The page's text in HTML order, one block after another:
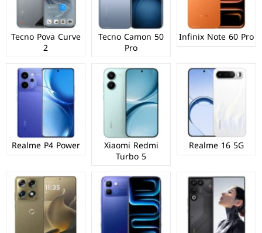
Infinix Note 60 Pro
Tecno Camon 50
Pro
Tecno Pova Curve
2
Realme 16 5G
Xiaomi Redmi
Turbo 5
Realme P4 Power